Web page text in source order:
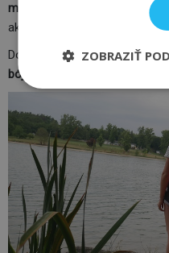
možno prirobiť komfortné
ako štandardný batoh.
Dovnútra sa navyše zmestí
bójky 30 litrov.
ZOBRAZIŤ